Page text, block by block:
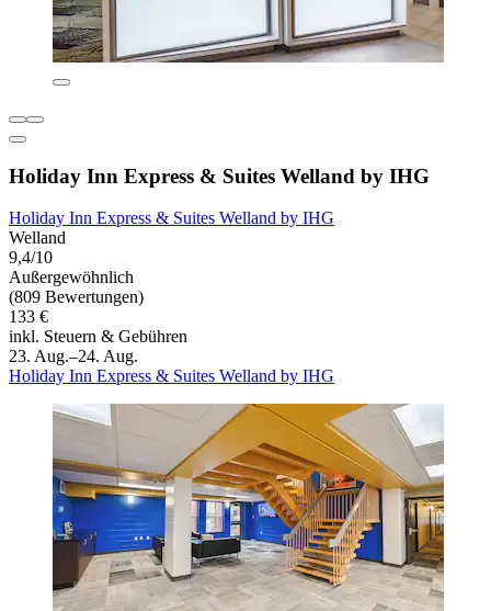
Holiday Inn Express & Suites Welland by IHG
Holiday Inn Express & Suites Welland by IHG
Welland
9,4/10
Außergewöhnlich
(809 Bewertungen)
133 €
inkl. Steuern & Gebühren
23. Aug.–24. Aug.
Holiday Inn Express & Suites Welland by IHG